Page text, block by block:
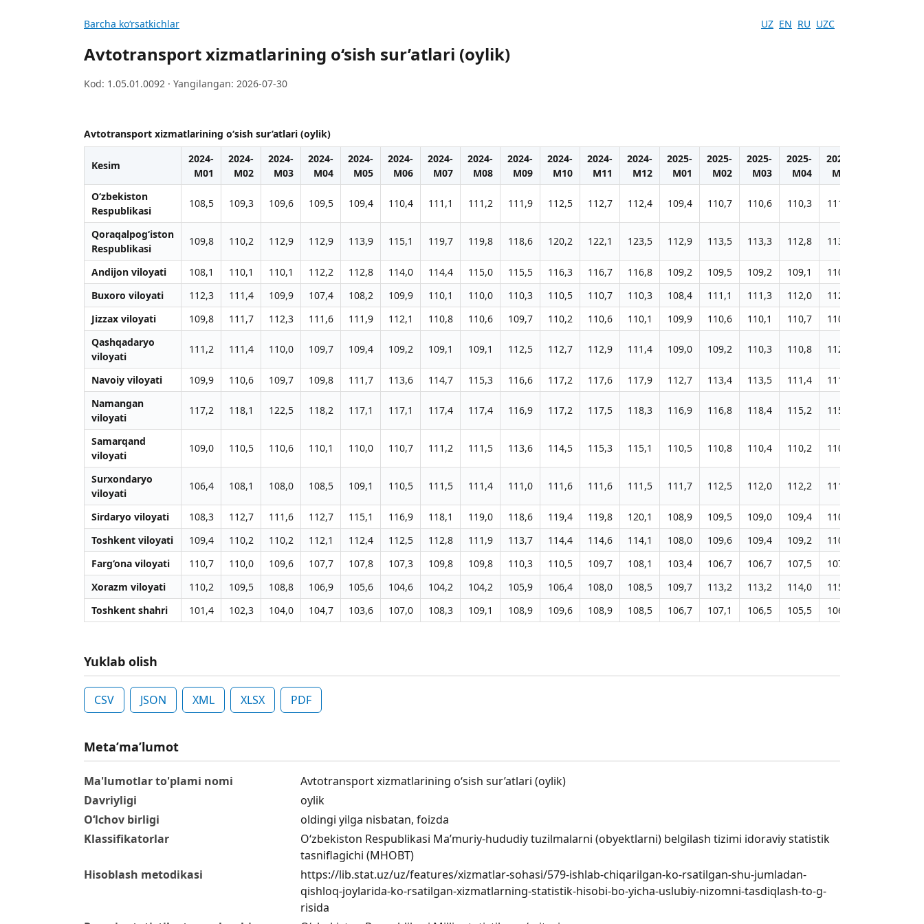
Barcha koʻrsatkichlar UZ EN RU UZC
Avtotransport xizmatlarining o‘sish sur’atlari (oylik)
Kod: 1.05.01.0092 · Yangilangan: 2026-07-30
Avtotransport xizmatlarining o‘sish sur’atlari (oylik)
Kesim
2024-
M01
2024-
M02
2024-
M03
2024-
M04
2024-
M05
2024-
M06
2024-
M07
2024-
M08
2024-
M09
2024-
M10
2024-
M11
2024-
M12
2025-
M01
2025-
M02
2025-
M03
2025-
M04
2025-
M05
O‘zbekiston
Respublikasi
108,5 109,3 109,6 109,5 109,4 110,4 111,1 111,2 111,9 112,5 112,7 112,4 109,4 110,7 110,6 110,3 111,2
Qoraqalpog‘iston
Respublikasi
109,8 110,2 112,9 112,9 113,9 115,1 119,7 119,8 118,6 120,2 122,1 123,5 112,9 113,5 113,3 112,8 113,9
Andijon viloyati 108,1 110,1 110,1 112,2 112,8 114,0 114,4 115,0 115,5 116,3 116,7 116,8 109,2 109,5 109,2 109,1 110,7
Buxoro viloyati
112,3 111,4 109,9 107,4 108,2 109,9 110,1 110,0 110,3 110,5 110,7 110,3 108,4 111,1 111,3 112,0 112,4
Jizzax viloyati
109,8 111,7 112,3 111,6 111,9 112,1 110,8 110,6 109,7 110,2 110,6 110,1 109,9 110,6 110,1 110,7 110,7
Qashqadaryo
viloyati
111,2 111,4 110,0 109,7 109,4 109,2 109,1 109,1 112,5 112,7 112,9 111,4 109,0 109,2 110,3 110,8 112,4
Navoiy viloyati 109,9 110,6 109,7 109,8 111,7 113,6 114,7 115,3 116,6 117,2 117,6 117,9 112,7 113,4 113,5 111,4 111,6
Namangan
viloyati
117,2 118,1 122,5 118,2 117,1 117,1 117,4 117,4 116,9 117,2 117,5 118,3 116,9 116,8 118,4 115,2 115,1
Samarqand
viloyati
109,0 110,5 110,6 110,1 110,0 110,7 111,2 111,5 113,6 114,5 115,3 115,1 110,5 110,8 110,4 110,2 110,5
Surxondaryo
viloyati
106,4 108,1 108,0 108,5 109,1 110,5 111,5 111,4 111,0 111,6 111,6 111,5 111,7 112,5 112,0 112,2 111,5
Sirdaryo viloyati 108,3 112,7 111,6 112,7 115,1 116,9 118,1 119,0 118,6 119,4 119,8 120,1 108,9 109,5 109,0 109,4 110,2
Toshkent viloyati
109,4 110,2 110,2 112,1 112,4 112,5 112,8 111,9 113,7 114,4 114,6 114,1 108,0 109,6 109,4 109,2 110,0
Farg‘ona viloyati
110,7 110,0 109,6 107,7 107,8 107,3 109,8 109,8 110,3 110,5 109,7 108,1 103,4 106,7 106,7 107,5 107,6
Xorazm viloyati
110,2 109,5 108,8 106,9 105,6 104,6 104,2 104,2 105,9 106,4 108,0 108,5 109,7 113,2 113,2 114,0 115,7
Toshkent shahri
101,4 102,3 104,0 104,7 103,6 107,0 108,3 109,1 108,9 109,6 108,9 108,5 106,7 107,1 106,5 105,5 106,9
Yuklab olish
CSV JSON XML XLSX PDF
Metaʼmaʼlumot
Ma'lumotlar to'plami nomi
Avtotransport xizmatlarining o‘sish sur’atlari (oylik)
Davriyligi
oylik
O‘lchov birligi
oldingi yilga nisbatan, foizda
Klassifikatorlar
O‘zbekiston Respublikasi Maʼmuriy-hududiy tuzilmalarni (obyektlarni) belgilash tizimi idoraviy statistik
tasniflagichi (MHOBT)
Hisoblash metodikasi
https://lib.stat.uz/uz/features/xizmatlar-sohasi/579-ishlab-chiqarilgan-ko-rsatilgan-shu-jumladan-
qishloq-joylarida-ko-rsatilgan-xizmatlarning-statistik-hisobi-bo-yicha-uslubiy-nizomni-tasdiqlash-to-g-
risida